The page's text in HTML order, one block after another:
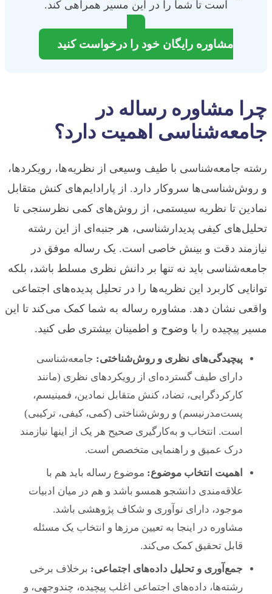
است تا شما را در این مسیر همراهی کند.
مشاوره رایگان خود را درخواست کنید
چرا مشاوره رساله در
جامعه‌شناسی اهمیت دارد؟
رشته جامعه‌شناسی با طیف وسیعی از نظریه‌ها، رویکردها،
و روش‌شناسی‌ها سروکار دارد. از پارادایم‌های کنش متقابل
نمادین تا نظریه سیستمی، از روش‌های کمی نظرسنجی تا
تحلیل‌های کیفی پدیدارشناسی، هر جنبه‌ای از این رشته
نیازمند دقت و بینش خاصی است. یک رساله موفق در
جامعه‌شناسی باید نه تنها بر دانش نظری مسلط باشد، بلکه
توانایی کاربرد این نظریه‌ها را در تحلیل پدیده‌های اجتماعی
واقعی نشان دهد. مشاوره رساله به شما کمک می‌کند تا این
مسیر پیچیده را با وضوح و اطمینان بیشتری طی کنید.
پیچیدگی‌های نظری و روش‌شناختی: جامعه‌شناسی
دارای طیف گسترده‌ای از رویکردهای نظری (مانند
کارکردگرایی، تضاد، کنش متقابل نمادین، فمینیسم،
پست‌مدرنیسم) و روش‌شناختی (کمی، کیفی، ترکیبی)
است. انتخاب و به‌کارگیری صحیح هر یک از اینها نیازمند
درک عمیق و راهنمایی متخصص است.
اهمیت انتخاب موضوع: موضوع رساله باید هم با
علاقه‌مندی دانشجو همسو باشد و هم در میان ادبیات
موجود، دارای نوآوری و شکاف پژوهشی باشد.
مشاوره در اینجا به تعیین مرزها و انتخاب یک مسئله
قابل تحقیق کمک می‌کند.
جمع‌آوری و تحلیل داده‌های اجتماعی: برخلاف برخی
رشته‌ها، داده‌های اجتماعی اغلب پیچیده، چندوجهی، و